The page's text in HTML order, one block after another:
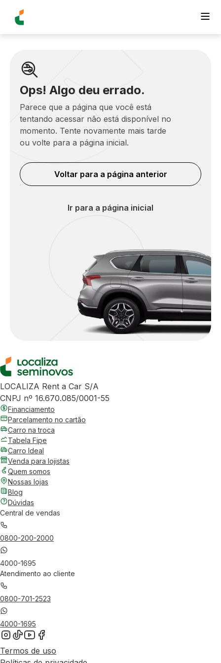
Ops! Algo deu errado.
Parece que a página que você está
tentando acessar não está disponível no
momento. Tente novamente mais tarde
ou volte para a página inicial.
Voltar para a página anterior
Ir para a página inicial
LOCALIZA Rent a Car S/A
CNPJ nº 16.670.085/0001-55
Financiamento
Parcelamento no cartão
Carro na troca
Tabela Fipe
Carro Ideal
Venda para lojistas
Quem somos
Nossas lojas
Blog
Dúvidas
Central de vendas
0800-200-2000
4000-1695
Atendimento ao cliente
0800-701-2523
4000-1695
Termos de uso